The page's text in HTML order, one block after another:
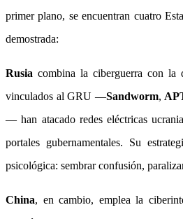
primer plano, se encuentran cuatro
demostrada:
Rusia combina la ciberguerra con la
vinculados al GRU —Sandworm,
— han atacado redes eléctricas
portales gubernamentales. Su
psicológica: sembrar confusión,
China, en cambio, emplea la